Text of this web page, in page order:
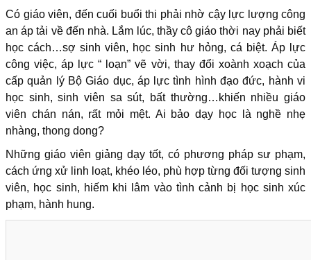
Có giáo viên, đến cuối buổi thi phải nhờ cậy lực lượng công
an áp tải về đến nhà. Lắm lúc, thầy cô giáo thời nay phải biết
học cách…sợ sinh viên, học sinh hư hỏng, cá biệt. Áp lực
công việc, áp lực “ loạn” vẽ vời, thay đổi xoành xoạch của
cấp quản lý Bộ Giáo dục, áp lực tình hình đạo đức, hành vi
học sinh, sinh viên sa sút, bất thường…khiến nhiều giáo
viên chán nán, rất mỏi mệt. Ai bảo dạy học là nghề nhẹ
nhàng, thong dong?
Những giáo viên giảng dạy tốt, có phương pháp sư phạm,
cách ứng xử linh loạt, khéo léo, phù hợp từng đối tượng sinh
viên, học sinh, hiếm khi lâm vào tình cảnh bị học sinh xúc
phạm, hành hung.